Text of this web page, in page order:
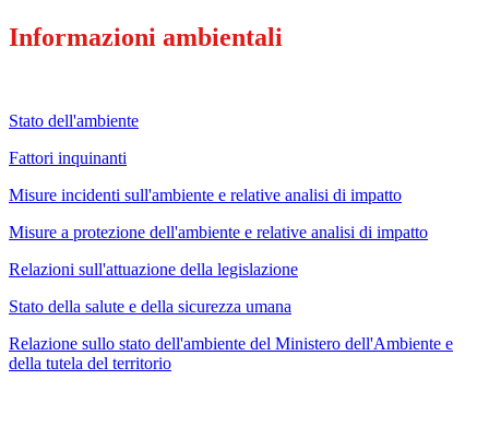
Informazioni ambientali
Stato dell'ambiente
Fattori inquinanti
Misure incidenti sull'ambiente e relative analisi di impatto
Misure a protezione dell'ambiente e relative analisi di impatto
Relazioni sull'attuazione della legislazione
Stato della salute e della sicurezza umana
Relazione sullo stato dell'ambiente del Ministero dell'Ambiente e
della tutela del territorio